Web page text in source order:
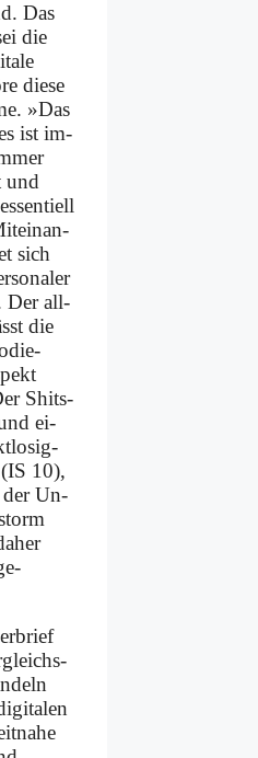
Das
die
die­se
»Das
ist im­
und
sich
Der all­
die
Shits­
ei­
10),
der Un­